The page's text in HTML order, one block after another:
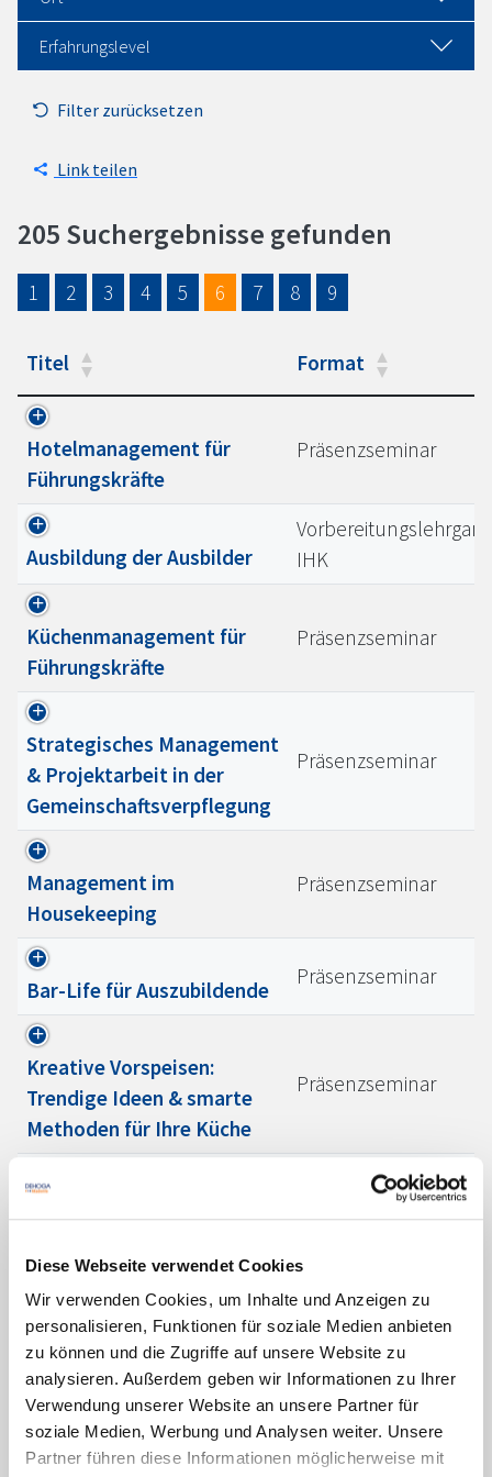
Diese Webseite verwendet Cookies
Wir verwenden Cookies, um Inhalte und Anzeigen zu
personalisieren, Funktionen für soziale Medien anbieten
zu können und die Zugriffe auf unsere Website zu
analysieren. Außerdem geben wir Informationen zu Ihrer
Verwendung unserer Website an unsere Partner für
soziale Medien, Werbung und Analysen weiter. Unsere
Partner führen diese Informationen möglicherweise mit
Erfahrungslevel
Filter zurücksetzen
Link teilen
205 Suchergebnisse gefunden
1 2 3 4 5 6 7 8 9
Titel Format
Hotelmanagement für
Führungskräfte
Präsenzseminar
Ausbildung der Ausbilder
Vorbereitungslehrgang
IHK
Küchenmanagement für
Führungskräfte
Präsenzseminar
Strategisches Management
& Projektarbeit in der
Gemeinschaftsverpflegung
Präsenzseminar
Management im
Housekeeping
Präsenzseminar
Bar-Life für Auszubildende
Präsenzseminar
Kreative Vorspeisen:
Trendige Ideen & smarte
Methoden für Ihre Küche
Präsenzseminar
Präsenzseminar
Controlling im
Housekeeping
Präsenzseminar
DEHOGA Leadership
Programm
Lernpaket